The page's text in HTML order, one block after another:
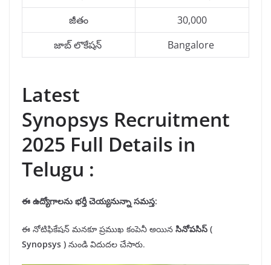
జీతం
30,000
జాబ్ లొకేషన్
Bangalore
Latest
Synopsys Recruitment
2025 Full Details in
Telugu :
ఈ ఉద్యోగాలను భర్తీచెయ్యనున్నా సమస్త:
ఈ నోటిఫికేషన్ మనకూ ప్రముఖ కంపెనీ అయిన సినోపసిస్ (
Synopsys ) నుండి విదుదల చేసారు.